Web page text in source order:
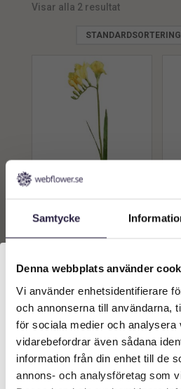
Samtycke
Denna webbplats använder
Vi använder enhetsidentifierare
och annonserna till användarna,
för sociala medier och analysera
vidarebefordrar även sådana
information från din enhet till de
annons- och analysföretag som
min.
Visar alla 2 resultat
119
Lägg till i
Välkommen till
Vilken typ av kund är du? Du
längst upp på
Företagskund